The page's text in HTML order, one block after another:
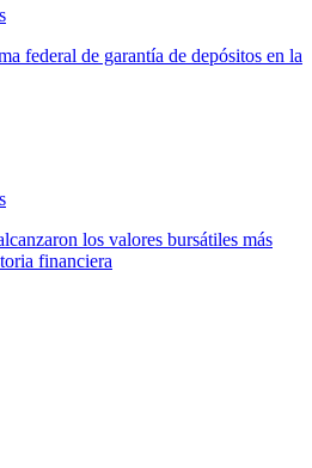
federal de garantía de depósitos en la
los valores bursátiles más
financiera